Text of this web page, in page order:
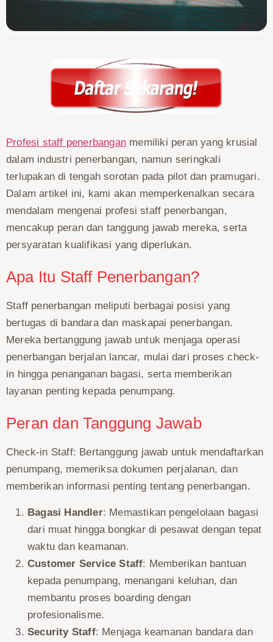
Profesi staff penerbangan memiliki peran yang krusial
dalam industri penerbangan, namun seringkali
terlupakan di tengah sorotan pada pilot dan pramugari.
Dalam artikel ini, kami akan memperkenalkan secara
mendalam mengenai profesi staff penerbangan,
mencakup peran dan tanggung jawab mereka, serta
persyaratan kualifikasi yang diperlukan.
Apa Itu Staff Penerbangan?
Staff penerbangan meliputi berbagai posisi yang
bertugas di bandara dan maskapai penerbangan.
Mereka bertanggung jawab untuk menjaga operasi
penerbangan berjalan lancar, mulai dari proses check-
in hingga penanganan bagasi, serta memberikan
layanan penting kepada penumpang.
Peran dan Tanggung Jawab
Check-in Staff: Bertanggung jawab untuk mendaftarkan
penumpang, memeriksa dokumen perjalanan, dan
memberikan informasi penting tentang penerbangan.
Bagasi Handler: Memastikan pengelolaan bagasi
dari muat hingga bongkar di pesawat dengan tepat
waktu dan keamanan.
Customer Service Staff: Memberikan bantuan
kepada penumpang, menangani keluhan, dan
membantu proses boarding dengan
profesionalisme.
Security Staff: Menjaga keamanan bandara dan